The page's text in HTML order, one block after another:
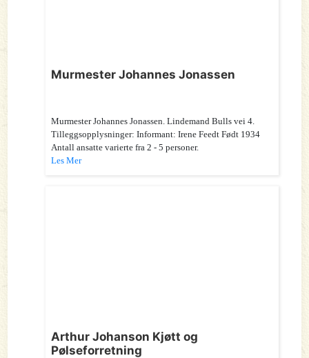
Murmester Johannes Jonassen
Murmester Johannes Jonassen. Lindemand Bulls vei 4.
Tilleggsopplysninger: Informant: Irene Feedt Født 1934
Antall ansatte varierte fra 2 - 5 personer.
Les Mer
Arthur Johanson Kjøtt og
Pølseforretning